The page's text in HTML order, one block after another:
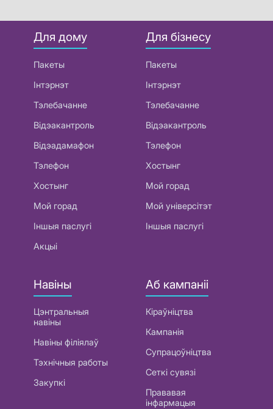
Для дому
Пакеты
Інтэрнэт
Тэлебачанне
Відэакантроль
Відэадамафон
Тэлефон
Хостынг
Мой горад
Іншыя паслугі
Акцыі
Для бізнесу
Пакеты
Інтэрнэт
Тэлебачанне
Відэакантроль
Тэлефон
Хостынг
Мой горад
Мой універсітэт
Іншыя паслугі
Навіны
Цэнтральныя
навіны
Навіны філіялаў
Тэхнічныя работы
Закупкі
Аб кампаніі
Кіраўніцтва
Кампанія
Супрацоўніцтва
Сеткі сувязі
Прававая
інфармацыя